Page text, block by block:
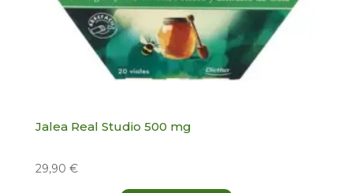
Jalea Real Studio 500 mg
29,90 €